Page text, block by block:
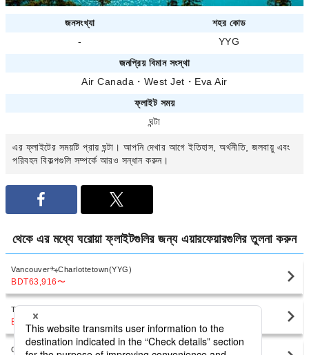
জনসংখ্যা
শহর কোড
-
YYG
জনপ্রিয় বিমান সংস্থা
Air Canada ・ West Jet ・ Eva Air
ফ্লাইট সময়
ঘন্টা
এর ফ্লাইটের সময়টি প্রায় ঘন্টা। আপনি দেখার আগে ইতিহাস, অর্থনীতি, জলবায়ু এবং
পরিবহন বিকল্পগুলি সম্পর্কে আরও সন্ধান করুন।
থেকে এর মধ্যে ঘরোয়া ফ্লাইটগুলির জন্য এয়ারফেয়ারগুলির তুলনা করুন
Vancouver Charlottetown(YYG)
BDT63,916〜
Toronto
BDT43,340
Calgary Charlottetown(YYG)